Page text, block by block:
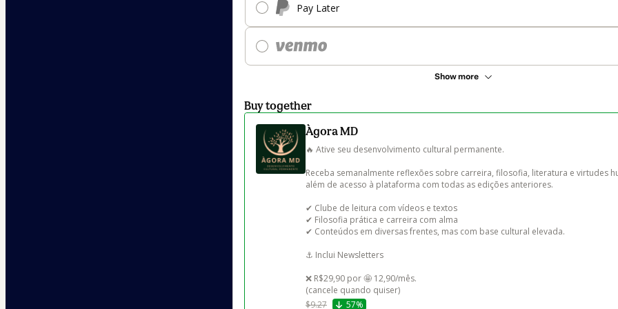
Pay Later
Show more
Buy together
Àgora MD
🔥 Ative seu desenvolvimento cultural permanente.
Receba semanalmente reflexões sobre carreira, filosofia, literatura e virtudes
além de acesso à plataforma com todas as edições anteriores.
✔ Clube de leitura com vídeos e textos
✔ Filosofia prática e carreira com alma
✔ Conteúdos em diversas frentes, mas com base cultural elevada.
⚓️ Inclui Newsletters
❌ R$29,90 por 🤩 12,90/mês.
(cancele quando quiser)
$9.27
57%